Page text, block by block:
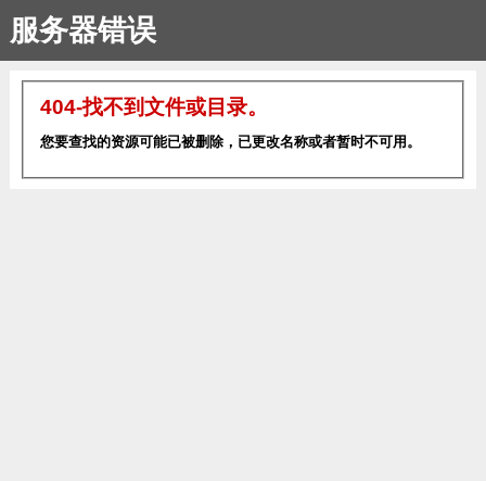
服务器错误
404-找不到文件或目录。
您要查找的资源可能已被删除，已更改名称或者暂时不可用。